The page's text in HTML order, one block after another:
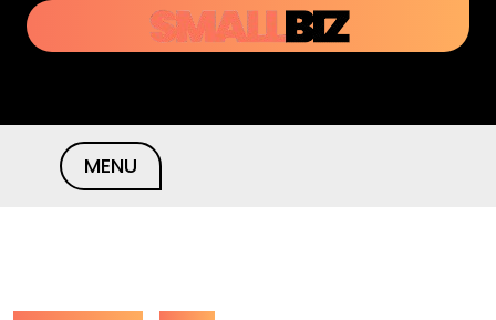
content
MENU